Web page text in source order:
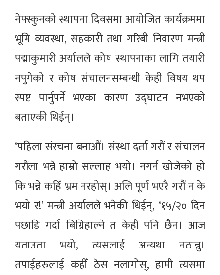
नेफ्स्कुनको स्थापना दिवसमा आयोजित कार्यक्रममा
भूमि व्यवस्था, सहकारी तथा गरिबी निवारण मन्त्री
पद्माकुमारी अर्यालले कोष स्थापनाका लागि तयारी
नपुगेको र कोष संचालनसम्बन्धी केही विषय थप
स्पष्ट पार्नुपर्ने भएका कारण उद्घाटन नभएको
बताएकी थिईन्।
‘पहिला संरचना बनाऔं। संस्था दर्ता गरौं र संचालन
गरौंला भन्ने हाम्रो सल्लाह भयो। नगर्न खोजेको हो
कि भन्ने कहिँ भ्रम नरहोस्। अलि पूर्ण भएरै गरौं न के
भयो र!’ मन्त्री अर्यालले भनेकी थिईन्, ‘१५/२० दिन
पछाडि गर्दा बिग्रिहाल्ने त केही पनि छैन। आज
यताउता भयो, त्यसलाई अन्यथा नठान्नु।
तपाईहरुलाई कहीँ ठेस नलागोस्, हामी त्यसमा